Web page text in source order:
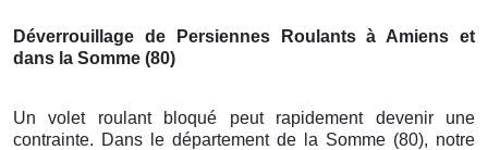
Déverrouillage de Persiennes Roulants à Amiens et
dans la Somme (80)
Un volet roulant bloqué peut rapidement devenir une
contrainte. Dans le département de la Somme (80), notre